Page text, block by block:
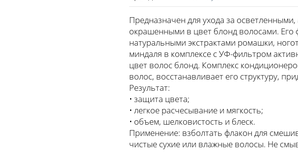
Предназначен для ухода за
окрашенными в цвет блонд волосами. Его
натуральными экстрактами ромашки,
миндаля в комплексе с УФ-фильтром
цвет волос блонд. Комплекс
волос, восстанавливает его структуру,
Результат:
• защита цвета;
• легкое расчесывание и мягкость;
• объем, шелковистость и блеск.
Применение: взболтать флакон для
чистые сухие или влажные волосы. Не